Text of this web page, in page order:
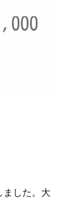
した。大